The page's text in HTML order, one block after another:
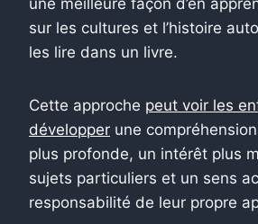
sur les cultures et l’histoire
les lire dans un livre.
Cette approche peut voir les
développer une
plus profonde, un intérêt plus
sujets particuliers et un sens
responsabilité de leur propre